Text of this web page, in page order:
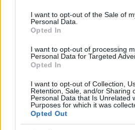
consent section.
I want to opt-out of the Sale of
Personal Data.
Opted In
I want to opt-out of processing
Personal Data for Targeted
Opted In
I want to opt-out of Collection,
Retention, Sale, and/or Sharing
Personal Data that Is Unrelated
Purposes for which it was
Opted Out
1 κατσαρολάκι για δοχείο ρίψης
ΓΝΩΣΕΙΣ
Σταυροειδής σύνδεση, σύνδεση
Αξιολογήσεις (0)
Βαθμολογήθηκε
0 reviews
Βαθμολογήθηκε με